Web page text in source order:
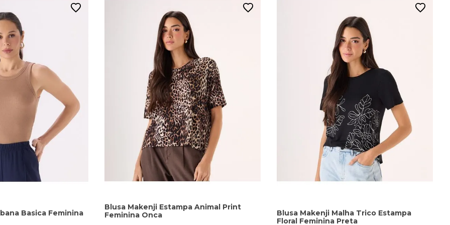
Basica Feminina
Blusa Makenji Estampa Animal Print
Feminina Onca
Blusa Makenji Malha Trico Estampa
Floral Feminina Preta